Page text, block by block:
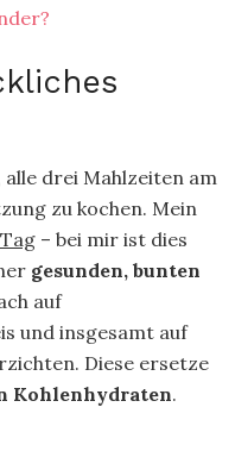
drei Mahlzeiten am
zu kochen. Mein
– bei mir ist dies
gesunden, bunten
auf
und insgesamt auf
Diese ersetze
Kohlenhydraten.